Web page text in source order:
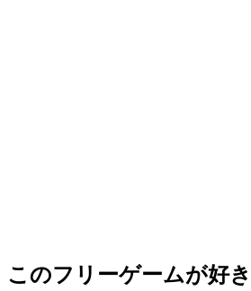
このフリーゲームが好